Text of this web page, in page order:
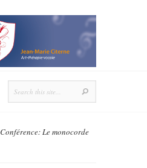
Conférence: Le monocorde